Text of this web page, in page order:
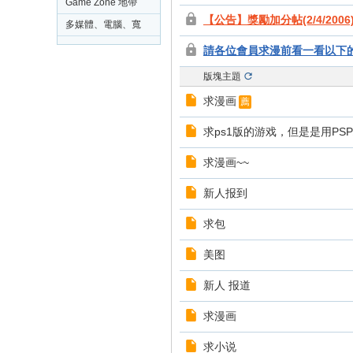
C
o
Game Zone 地帶
多媒體、電腦、寬
頻及網絡應用問題
【公告】獎勵加分帖(2/4/
請各位會員求漫前看一看以下
版塊主題
求漫画 薦
求ps1版的游戏，但是是用
求漫画~~
新人报到
求包
美图
新人 报道
求漫画
求小说